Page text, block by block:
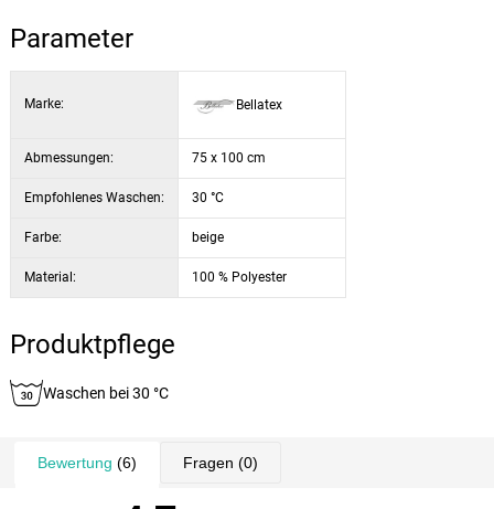
Parameter
Marke: Bellatex
Abmessungen: 75 x 100 cm
Empfohlenes Waschen: 30 °C
Farbe: beige
Material: 100 % Polyester
Produktpflege
Waschen bei 30 °C
Bewertung (6) Fragen (0)